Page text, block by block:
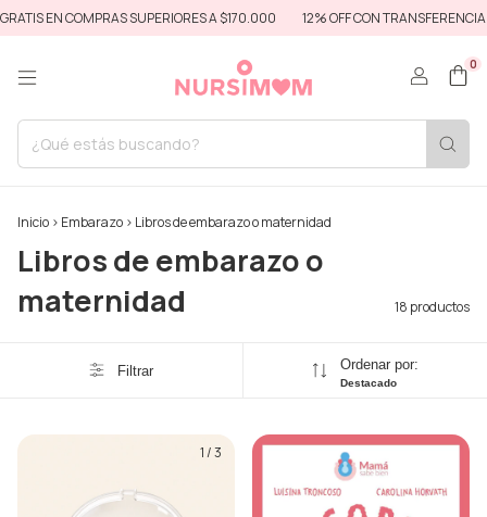
EN COMPRAS SUPERIORES A $170.000 12% OFF CON TRANSFERENCIA
0
Inicio > Embarazo > Libros de embarazo o maternidad
Libros de embarazo o
maternidad
18 productos
Filtrar Ordenar por:
Destacado
1/3